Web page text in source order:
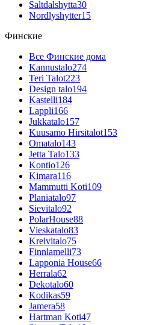
Saltdalshytta30
Nordlyshytter15
Финские
Все Финские дома
Kannustalo274
Teri Talot223
Design talo194
Kastelli184
Lappli166
Jukkatalo157
Kuusamo Hirsitalot153
Omatalo143
Jetta Talo133
Kontio126
Kimara116
Mammutti Koti109
Planiatalo97
Sievitalo92
PolarHouse88
Vieskatalo83
Kreivitalo75
Finnlamelli73
Lapponia House66
Herrala62
Dekotalo60
Kodikas59
Jamera58
Hartman Koti47